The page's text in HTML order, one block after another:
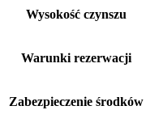
Wysokość czynszu
Warunki rezerwacji
Zabezpieczenie środków